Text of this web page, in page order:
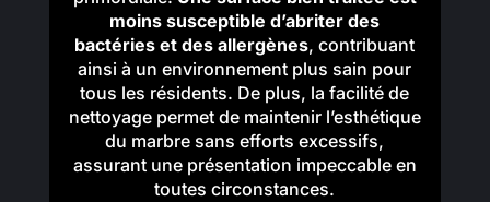
moins susceptible d’abriter des
bactéries et des allergènes, contribuant
ainsi à un environnement plus sain pour
tous les résidents. De plus, la facilité de
nettoyage permet de maintenir l’esthétique
du marbre sans efforts excessifs,
assurant une présentation impeccable en
toutes circonstances.